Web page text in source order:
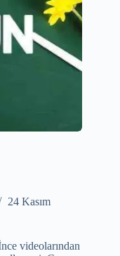
24 Kasım
videolarından